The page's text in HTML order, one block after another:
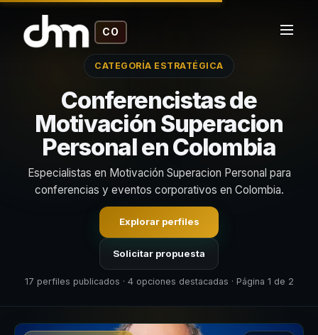
CO
CATEGORÍA ESTRATÉGICA
Conferencistas de
Motivación Superacion
Personal en Colombia
Especialistas en Motivación Superacion Personal para
conferencias y eventos corporativos en Colombia.
Explorar perfiles
Solicitar propuesta
17 perfiles publicados · 4 opciones destacadas · Página 1 de 2